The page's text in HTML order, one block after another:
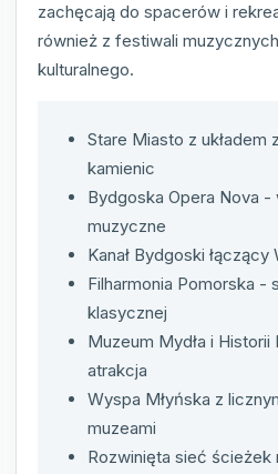
zachęcają do spacerów i
również z festiwali
kulturalnego.
Stare Miasto z układem
kamienic
Bydgoska Opera Nova -
muzyczne
Kanał Bydgoski łączący
Filharmonia Pomorska -
klasycznej
Muzeum Mydła i
atrakcja
Wyspa Młyńska z
muzeami
Rozwinięta sieć ścieżek